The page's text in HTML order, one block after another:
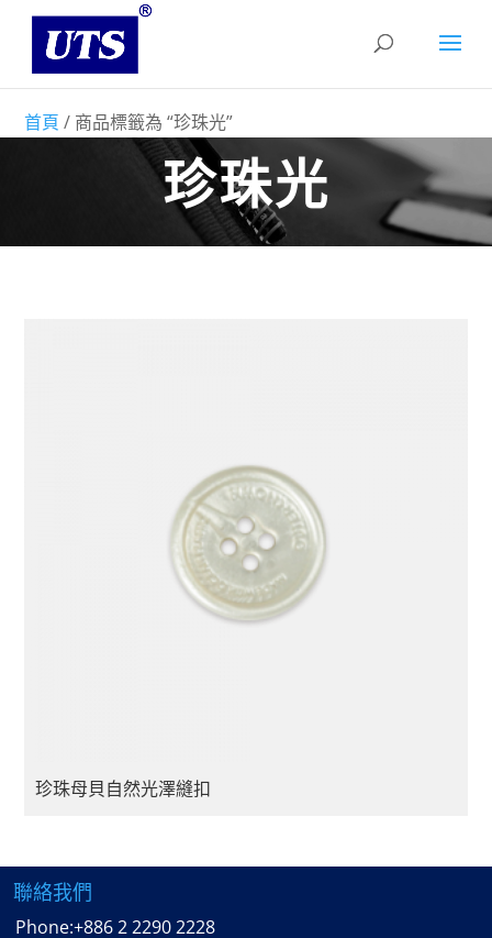
首頁 / 商品標籤為 “珍珠光”
珍珠光
珍珠母貝自然光澤縫扣
聯絡我們
Phone:+886 2 2290 2228